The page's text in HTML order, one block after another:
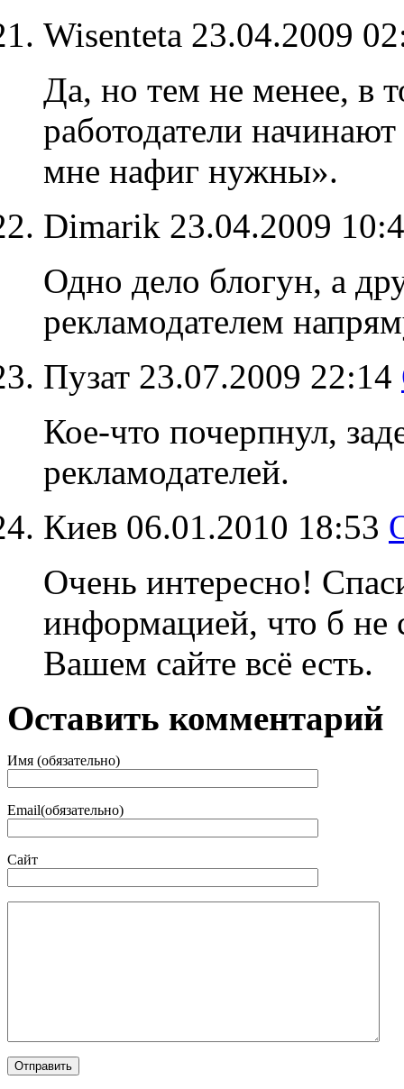
Wisenteta 23.04.2009
Да, но тем не менее, в
работодатели
мне нафиг нужны».
Dimarik 23.04.2009
Одно дело блогун, а
рекламодателем
Пузат 23.07.2009 22:14
Кое-что почерпнул,
рекламодателей.
Киев 06.01.2010 18:53
Очень интересно!
информацией, что б не
Вашем сайте всё есть.
Оставить комментарий
Имя (обязательно)
Email(обязательно)
Сайт